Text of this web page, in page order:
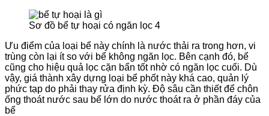
Sơ đồ bể tự hoại có ngăn lọc 4
Ưu điểm của loại bể này chính là nước thải ra trong hơn, vi
trùng còn lại ít so với bể không ngăn lọc. Bên cạnh đó, bể
cũng cho hiệu quả lọc cặn bẩn tốt nhờ có ngăn lọc cuối. Dù
vậy, giá thành xây dựng loại bể phốt này khá cao, quản lý
phức tạp do phải thay rửa định kỳ. Độ sâu cần thiết để chôn
ống thoát nước sau bể lớn do nước thoát ra ở phần đáy của
bể